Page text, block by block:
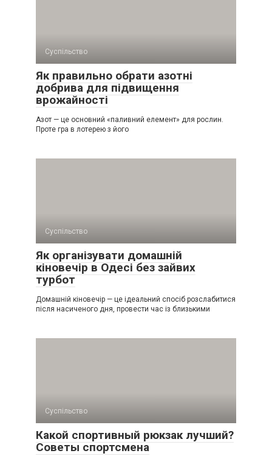
Суспільство
Як правильно обрати азотні
добрива для підвищення
врожайності
Азот — це основний «паливний елемент» для рослин.
Проте гра в лотерею з його
Суспільство
Як організувати домашній
кіновечір в Одесі без зайвих
турбот
Домашній кіновечір — це ідеальний спосіб розслабитися
після насиченого дня, провести час із близькими
Суспільство
Какой спортивный рюкзак лучший?
Советы спортсмена